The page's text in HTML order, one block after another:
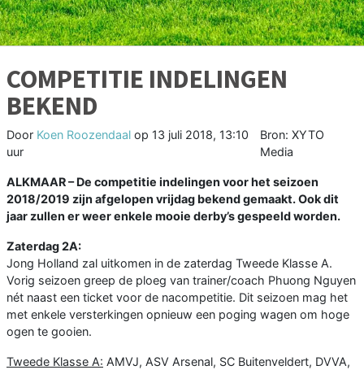
COMPETITIE INDELINGEN
BEKEND
Door Koen Roozendaal op 13 juli 2018, 13:10
uur
Bron: XYTO
Media
ALKMAAR –De competitie indelingen voor het seizoen
2018/2019 zijn afgelopen vrijdag bekend gemaakt. Ook dit
jaar zullen er weer enkele mooie derby’s gespeeld worden.
Zaterdag 2A:
Jong Holland zal uitkomen in de zaterdag Tweede Klasse A.
Vorig seizoen greep de ploeg van trainer/coach Phuong Nguyen
nét naast een ticket voor de nacompetitie. Dit seizoen mag het
met enkele versterkingen opnieuw een poging wagen om hoge
ogen te gooien.
Tweede Klasse A: AMVJ, ASV Arsenal, SC Buitenveldert, DVVA,